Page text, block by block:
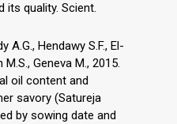
its quality. Scient.
A.G., Hendawy S.F., El-
Geneva M., 2015.
oil content and
savory (Satureja
by sowing date and